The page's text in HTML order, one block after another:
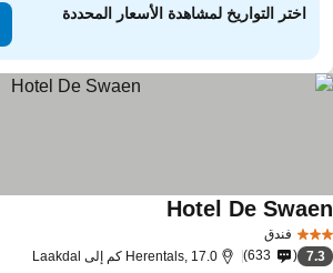
اختر التواريخ لمشاهدة الأسعار المحددة
فندق
Hotel Deمشاهدة الأسعار
7.3
633 Herentals, 17.0 كم إلى Laakdal